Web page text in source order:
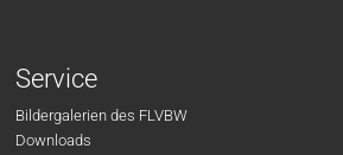
Service
Bildergalerien des FLVBW
Downloads